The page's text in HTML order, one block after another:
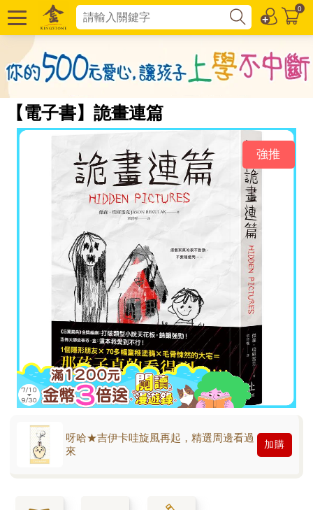
0
【電子書】詭畫連篇
強推
呀哈★吉伊卡哇旋風再起，精選周邊看過
來
加購